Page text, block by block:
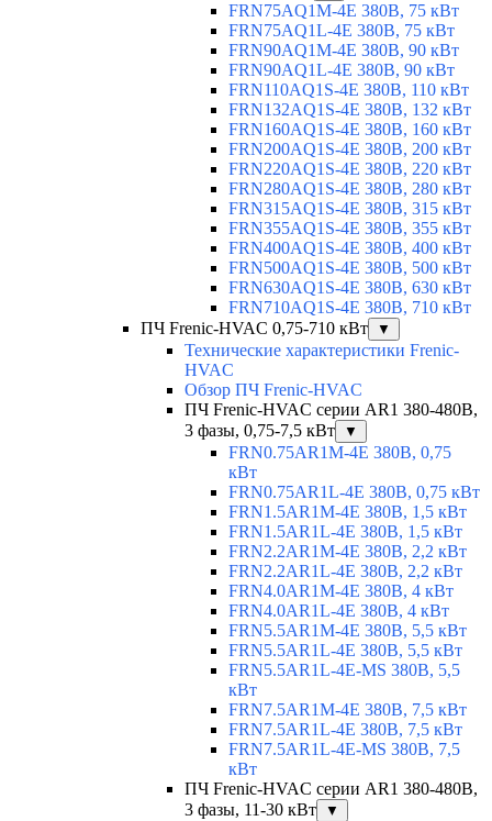
FRN75AQ1M-4E 380В, 75 кВт
FRN75AQ1L-4E 380В, 75 кВт
FRN90AQ1M-4E 380В, 90 кВт
FRN90AQ1L-4E 380В, 90 кВт
FRN110AQ1S-4E 380В, 110 кВт
FRN132AQ1S-4E 380В, 132 кВт
FRN160AQ1S-4E 380В, 160 кВт
FRN200AQ1S-4E 380В, 200 кВт
FRN220AQ1S-4E 380В, 220 кВт
FRN280AQ1S-4E 380В, 280 кВт
FRN315AQ1S-4E 380В, 315 кВт
FRN355AQ1S-4E 380В, 355 кВт
FRN400AQ1S-4E 380В, 400 кВт
FRN500AQ1S-4E 380В, 500 кВт
FRN630AQ1S-4E 380В, 630 кВт
FRN710AQ1S-4E 380В, 710 кВт
ПЧ Frenic-HVAC 0,75-710 кВт
▼
Технические характеристики Frenic-
HVAC
Обзор ПЧ Frenic-HVAC
ПЧ Frenic-HVAC серии AR1 380-480В,
3 фазы, 0,75-7,5 кВт
▼
FRN0.75AR1M-4E 380В, 0,75
кВт
FRN0.75AR1L-4E 380В, 0,75 кВт
FRN1.5AR1M-4E 380В, 1,5 кВт
FRN1.5AR1L-4E 380В, 1,5 кВт
FRN2.2AR1M-4E 380В, 2,2 кВт
FRN2.2AR1L-4E 380В, 2,2 кВт
FRN4.0AR1M-4E 380В, 4 кВт
FRN4.0AR1L-4E 380В, 4 кВт
FRN5.5AR1M-4E 380В, 5,5 кВт
FRN5.5AR1L-4E 380В, 5,5 кВт
FRN5.5AR1L-4E-MS 380В, 5,5
кВт
FRN7.5AR1M-4E 380В, 7,5 кВт
FRN7.5AR1L-4E 380В, 7,5 кВт
FRN7.5AR1L-4E-MS 380В, 7,5
кВт
ПЧ Frenic-HVAC серии AR1 380-480В,
3 фазы, 11-30 кВт
▼